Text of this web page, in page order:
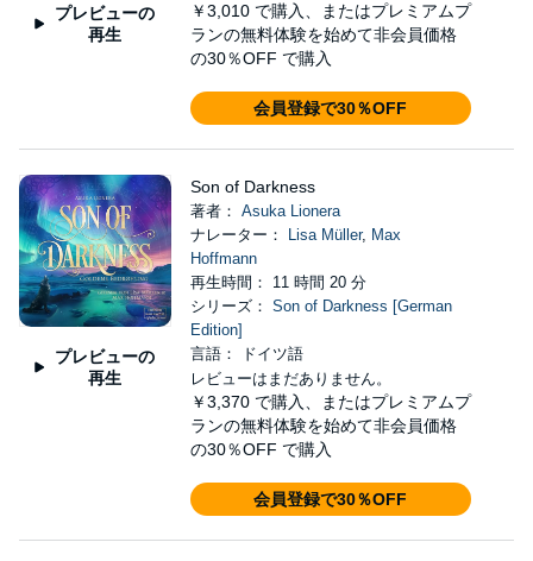
プレビューの
再生
￥3,010 で購入、またはプレミアムプ
ランの無料体験を始めて非会員価格
の30％OFF で購入
会員登録で30％OFF
プレビューの
再生
Son of Darkness
著者： Asuka Lionera
ナレーター：
Lisa Müller, Max
Hoffmann
再生時間： 11 時間 20 分
シリーズ： Son of Darkness [German
Edition]
言語： ドイツ語
レビューはまだありません。
￥3,370 で購入、またはプレミアムプ
ランの無料体験を始めて非会員価格
の30％OFF で購入
会員登録で30％OFF